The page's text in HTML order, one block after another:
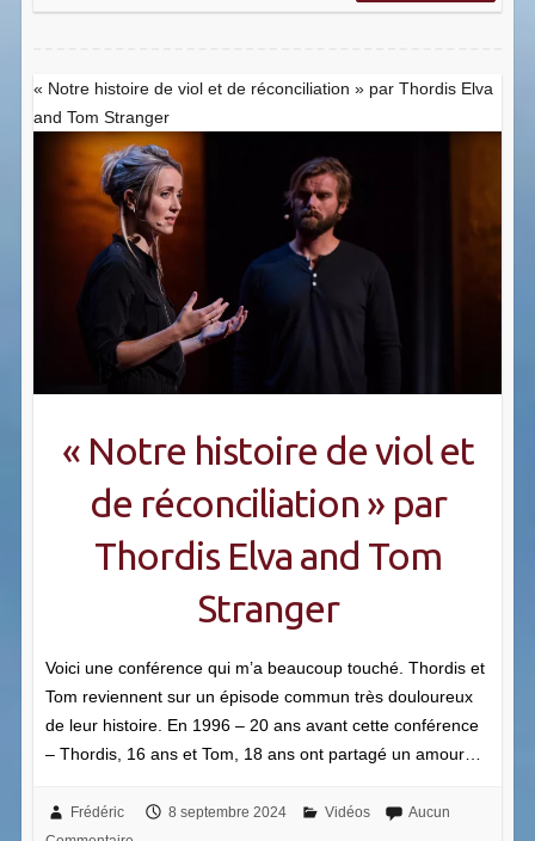
« Notre histoire de viol et de réconciliation » par Thordis Elva
and Tom Stranger
« Notre histoire de viol et
de réconciliation » par
Thordis Elva and Tom
Stranger
Voici une conférence qui m’a beaucoup touché. Thordis et
Tom reviennent sur un épisode commun très douloureux
de leur histoire. En 1996 – 20 ans avant cette conférence
– Thordis, 16 ans et Tom, 18 ans ont partagé un amour…
Frédéric 8 septembre 2024 Vidéos
Aucun